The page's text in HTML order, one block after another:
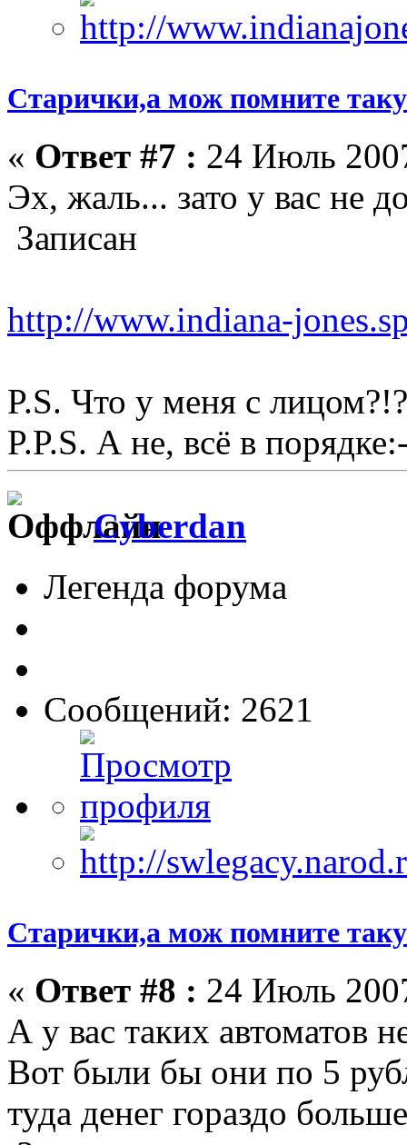
Старички,а мож помните
« Ответ #7 : 24 Июль
Эх, жаль... зато у вас не
Записан
http://www.indiana-
P.S. Что у меня с
P.P.S. А не, всё в
Cyberdan
Легенда форума
Сообщений: 2621
Старички,а мож помните
« Ответ #8 : 24 Июль
А у вас таких автоматов
Вот были бы они по 5
туда денег гораздо